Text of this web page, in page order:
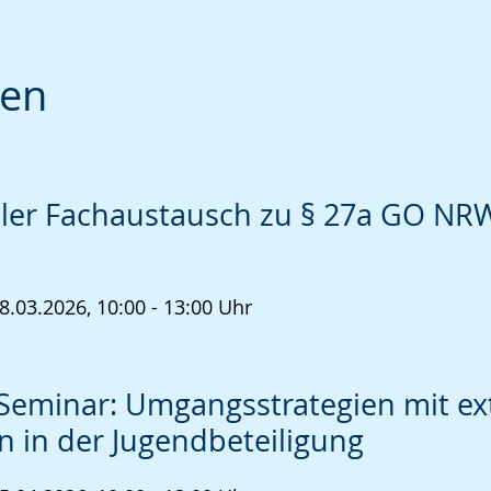
Fachaustausch zu § 27a GO
10:00 - 13:00 Uhr
Umgangsstrategien mit
in der Jugendbeteiligung